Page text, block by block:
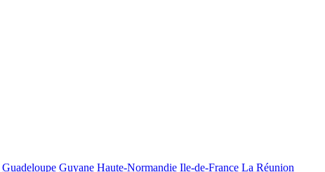
Guadeloupe Guyane Haute-Normandie Ile-de-France La Réunion